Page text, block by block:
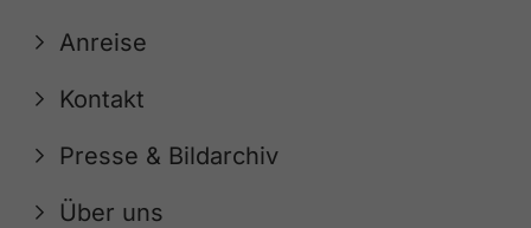
Anreise
Kontakt
Presse & Bildarchiv
Über uns